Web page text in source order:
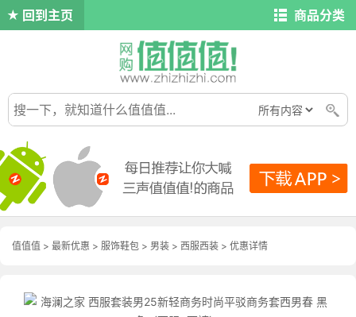
回到主页 商品分类
值值值 > 最新优惠 > 服饰鞋包 > 男装 > 西服西装 > 优惠详情